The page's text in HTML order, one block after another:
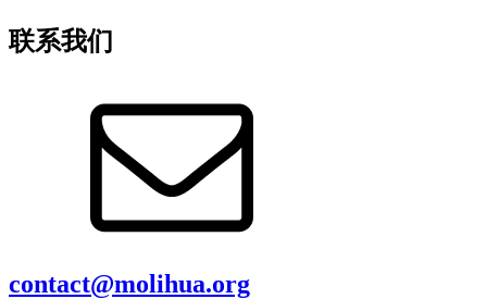
联系我们
contact@molihua.org